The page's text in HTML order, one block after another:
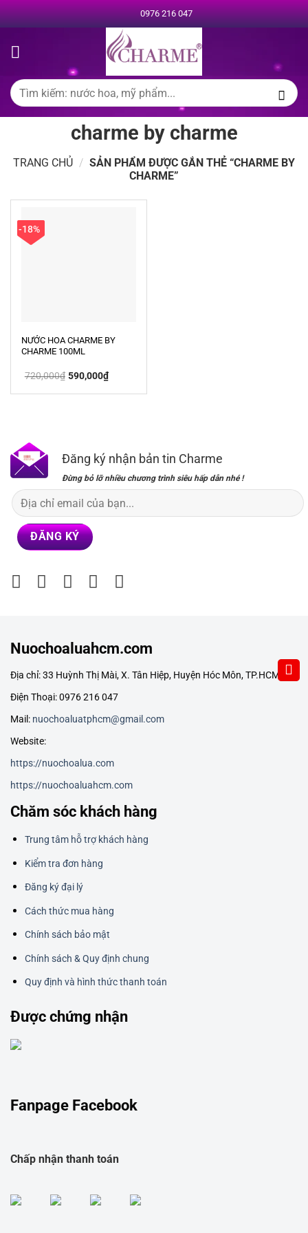
Chuyển
đến
dung
0976 216 047
Tìm
kiếm:
charme by charme
TRANG CHỦ / SẢN PHẨM ĐƯỢC GẮN THẺ “CHARME BY
CHARME”
-18%
NƯỚC HOA CHARME BY
CHARME 100ML
720,000₫ Giá
gốc
590,000₫Giá
hiện
Đăng ký nhận bản tin Charme
Đừng bỏ lỡ nhiều chương trình siêu hấp dẫn nhé !
Nuochoaluahcm.com
Địa chỉ: 33 Huỳnh Thị Mài, X. Tân Hiệp, Huyện Hóc Môn, TP.HCM
Điện Thoại: 0976 216 047
Mail: nuochoaluatphcm@gmail.com
Website:
https://nuochoalua.com
https://nuochoaluahcm.com
Chăm sóc khách hàng
Trung tâm hỗ trợ khách hàng
Kiểm tra đơn hàng
Đăng ký đại lý
Cách thức mua hàng
Chính sách bảo mật
Chính sách & Quy định chung
Quy định và hình thức thanh toán
Được chứng nhận
Fanpage Facebook
Chấp nhận thanh toán